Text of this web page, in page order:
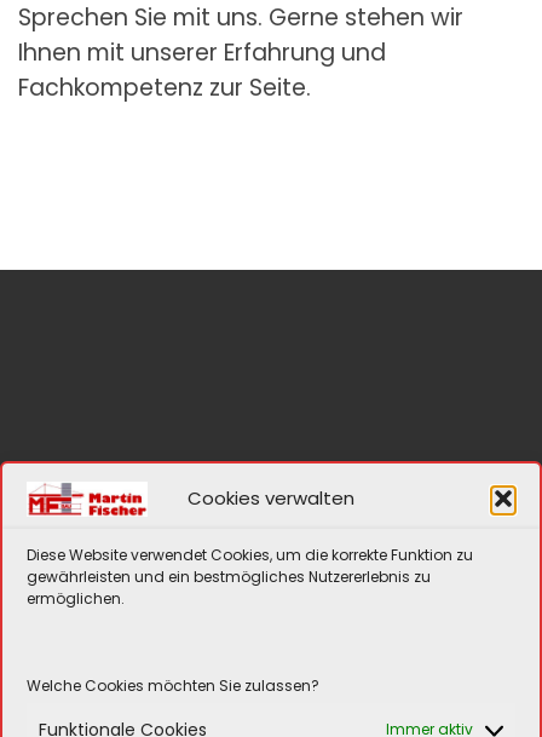
Cookies verwalten
Diese Website verwendet Cookies, um die korrekte Funktion zu
gewährleisten und ein bestmögliches Nutzererlebnis zu
ermöglichen.
Welche Cookies möchten Sie zulassen?
Funktionale Cookies Immer aktiv
Sprechen Sie mit uns. Gerne stehen wir
Ihnen mit unserer Erfahrung und
Fachkompetenz zur Seite.
MF-Bau Martin Fischer
97450 Arnstein